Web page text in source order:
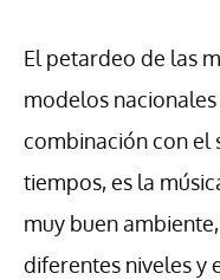
El petardeo de las
modelos
combinación con el
tiempos, es la
muy buen
diferentes niveles y